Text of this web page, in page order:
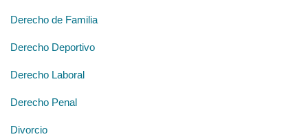
Derecho de Familia
Derecho Deportivo
Derecho Laboral
Derecho Penal
Divorcio